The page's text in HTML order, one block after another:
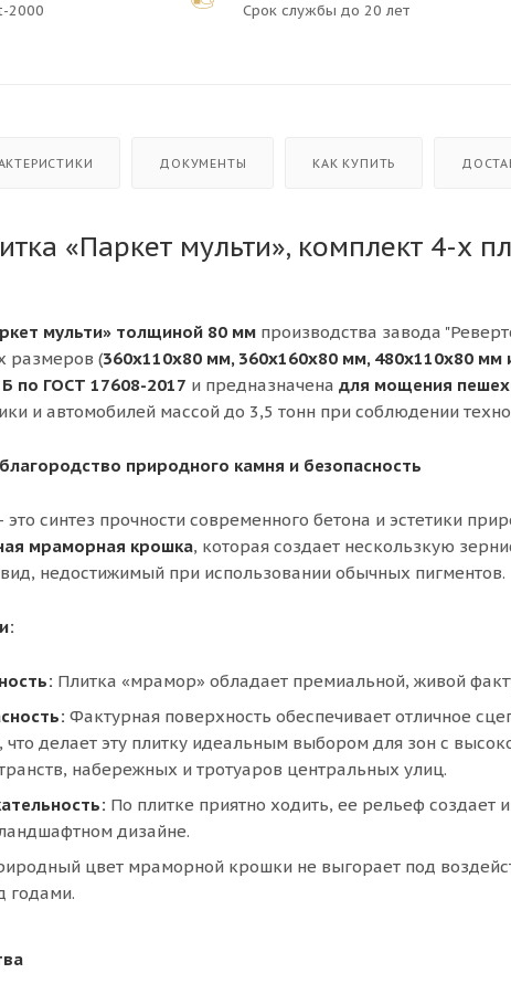
2000
Срок службы до 20 лет
ДОКУМЕНТЫ КАК КУПИТЬ
«Паркет мульти», комплект 4-х
мульти» толщиной 80 мм производства завода
размеров (360x110x80 мм, 360x160x80 мм, 480x110x80 мм
Б по ГОСТ 17608-2017 и предназначена для мощения
и автомобилей массой до 3,5 тонн при соблюдении
природного камня и безопасность
синтез прочности современного бетона и эстетики
мраморная крошка, которая создает нескользкую
недостижимый при использовании обычных пигментов.
Плитка «мрамор» обладает премиальной, живой
Фактурная поверхность обеспечивает отличное
что делает эту плитку идеальным выбором для зон с
набережных и тротуаров центральных улиц.
По плитке приятно ходить, ее рельеф создает
дизайне.
цвет мраморной крошки не выгорает под
годами.